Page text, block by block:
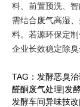
料、前置预洗、
需结合废气高湿
料。若源环保定
企业长效稳定除臭
TAG： 发酵恶臭治
醛酮废气处理|发
发酵车间异味技改|